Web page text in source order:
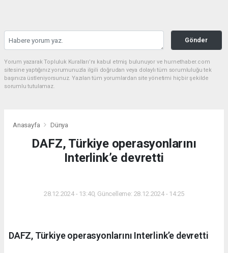
Gönder
Yorum yazarak Topluluk Kuralları’nı kabul etmiş bulunuyor ve hurnethaber.com
sitesine yaptığınız yorumunuzla ilgili doğrudan veya dolaylı tüm sorumluluğu tek
başınıza üstleniyorsunuz. Yazılan tüm yorumlardan site yönetimi hiçbir şekilde
sorumlu tutulamaz.
Anasayfa Dünya
DAFZ, Türkiye operasyonlarını
Interlink’e devretti
28.12.2024 - 13:40, Güncelleme: 28.12.2024 - 14:25
DAFZ, Türkiye operasyonlarını Interlink’e devretti